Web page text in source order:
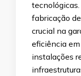
fabricação
crucial na
eficiência
instalações